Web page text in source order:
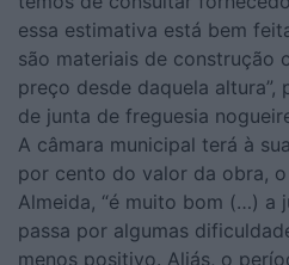
essa estimativa está bem
são materiais de construção
preço desde daquela altura”,
de junta de freguesia
A câmara municipal terá à
por cento do valor da obra,
Almeida, “é muito bom (…) a
passa por algumas
menos positivo. Aliás, o